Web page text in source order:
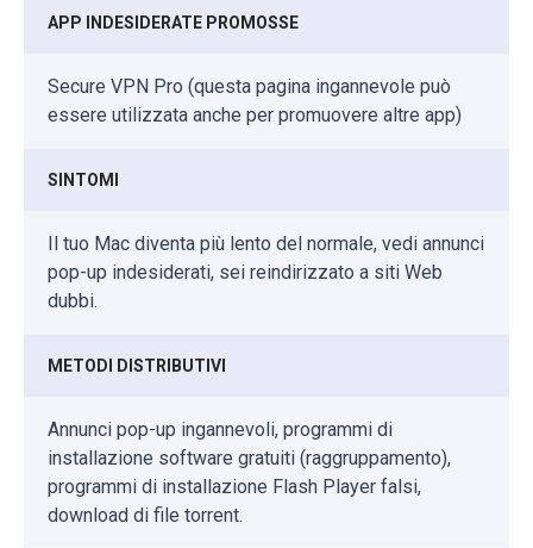
APP INDESIDERATE PROMOSSE
Secure VPN Pro (questa pagina ingannevole può
essere utilizzata anche per promuovere altre app)
SINTOMI
Il tuo Mac diventa più lento del normale, vedi annunci
pop-up indesiderati, sei reindirizzato a siti Web
dubbi.
METODI DISTRIBUTIVI
Annunci pop-up ingannevoli, programmi di
installazione software gratuiti (raggruppamento),
programmi di installazione Flash Player falsi,
download di file torrent.